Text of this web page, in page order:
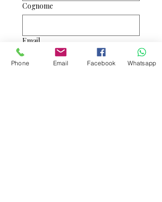
Cognome
Email
Phone Email Facebook Whatsapp